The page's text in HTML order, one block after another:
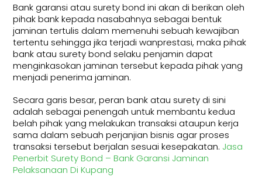
Bank garansi atau surety bond ini akan di berikan oleh
pihak bank kepada nasabahnya sebagai bentuk
jaminan tertulis dalam memenuhi sebuah kewajiban
tertentu sehingga jika terjadi wanprestasi, maka pihak
bank atau surety bond selaku penjamin dapat
menginkasokan jaminan tersebut kepada pihak yang
menjadi penerima jaminan.
Secara garis besar, peran bank atau surety di sini
adalah sebagai penengah untuk membantu kedua
belah pihak yang melakukan transaksi ataupun kerja
sama dalam sebuah perjanjian bisnis agar proses
transaksi tersebut berjalan sesuai kesepakatan. Jasa
Penerbit Surety Bond – Bank Garansi Jaminan
Pelaksanaan Di Kupang